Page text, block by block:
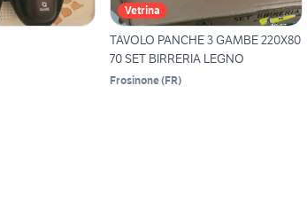
Vetrina
TAVOLO PANCHE 3 GAMBE 220X80
70 SET BIRRERIA LEGNO
Frosinone(FR)